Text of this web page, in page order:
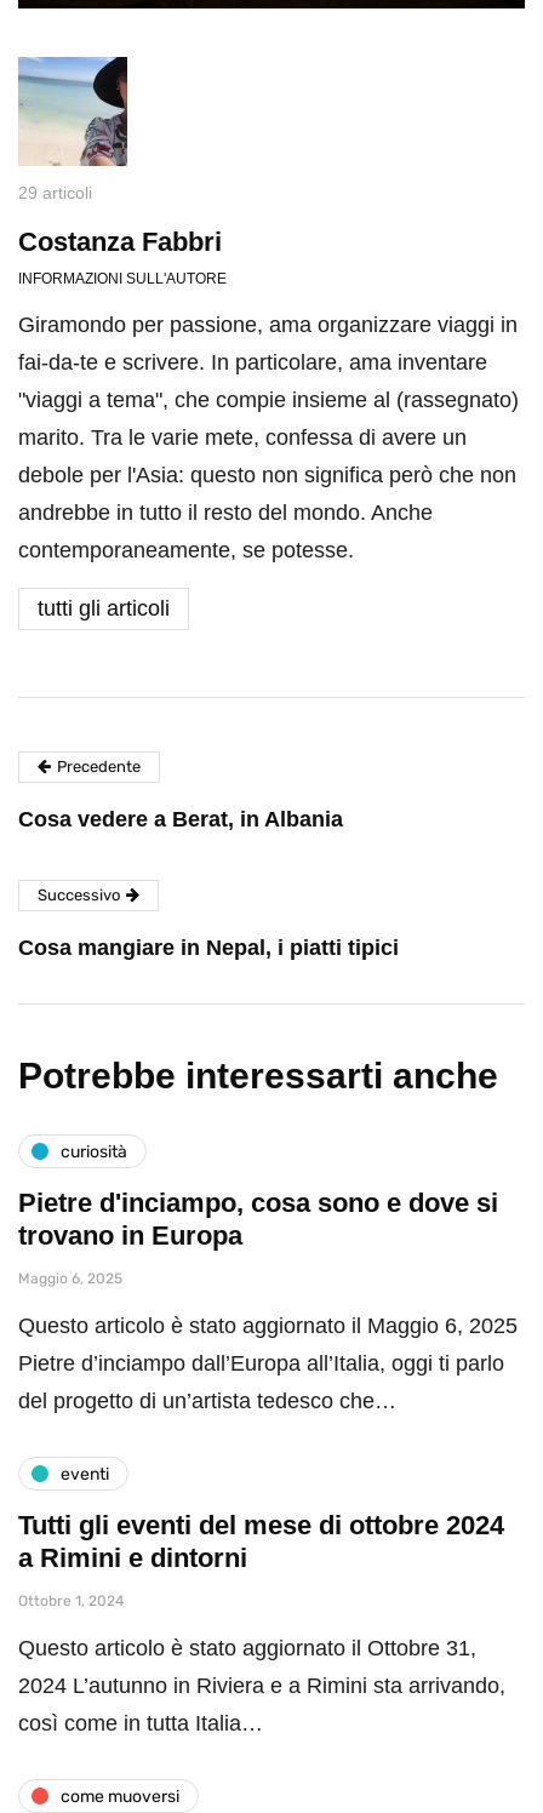
29 articoli
Costanza Fabbri
INFORMAZIONI SULL'AUTORE
Giramondo per passione, ama organizzare viaggi in
fai-da-te e scrivere. In particolare, ama inventare
"viaggi a tema", che compie insieme al (rassegnato)
marito. Tra le varie mete, confessa di avere un
debole per l'Asia: questo non significa però che non
andrebbe in tutto il resto del mondo. Anche
contemporaneamente, se potesse.
tutti gli articoli
Precedente
Cosa vedere a Berat, in Albania
Successivo
Cosa mangiare in Nepal, i piatti tipici
Potrebbe interessarti anche
curiosità
Pietre d'inciampo, cosa sono e dove si
trovano in Europa
Maggio 6, 2025
Questo articolo è stato aggiornato il Maggio 6, 2025
Pietre d’inciampo dall’Europa all’Italia, oggi ti parlo
del progetto di un’artista tedesco che…
eventi
Tutti gli eventi del mese di ottobre 2024
a Rimini e dintorni
Ottobre 1, 2024
Questo articolo è stato aggiornato il Ottobre 31,
2024 L’autunno in Riviera e a Rimini sta arrivando,
così come in tutta Italia…
come muoversi